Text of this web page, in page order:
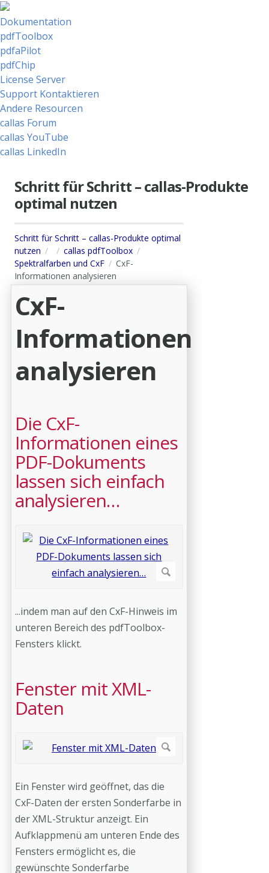
Dokumentation
pdfToolbox
pdfaPilot
pdfChip
License Server
Support Kontaktieren
Andere Resourcen
callas Forum
callas YouTube
callas LinkedIn
Schritt für Schritt – callas-Produkte
optimal nutzen
Schritt für Schritt – callas-Produkte optimal
nutzen
callas pdfToolbox
Spektralfarben und CxF
CxF-
Informationen analysieren
CxF-
Informationen
analysieren
Die CxF-
Informationen eines
PDF-Dokuments
lassen sich einfach
analysieren…
...indem man auf den CxF-Hinweis im
unteren Bereich des pdfToolbox-
Fensters klickt.
Fenster mit XML-
Daten
Ein Fenster wird geöffnet, das die
CxF-Daten der ersten Sonderfarbe in
der XML-Struktur anzeigt. Ein
Aufklappmenü am unteren Ende des
Fensters ermöglicht es, die
gewünschte Sonderfarbe